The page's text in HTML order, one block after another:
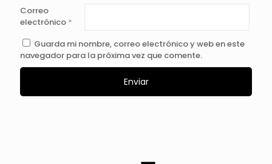
Correo
electrónico *
Guarda mi nombre, correo electrónico y web en este
navegador para la próxima vez que comente.